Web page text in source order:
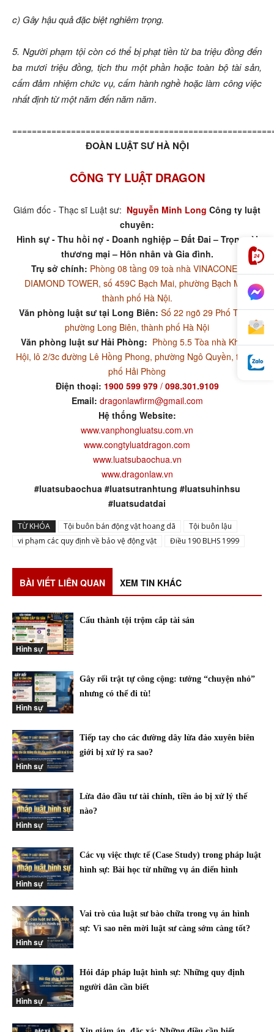
c) Gây hậu quả đặc biệt nghiêm trọng.
5. Người phạm tội còn có thể bị phạt tiền từ ba triệu đồng đến
ba mươi triệu đồng, tịch thu một phần hoặc toàn bộ tài sản,
cấm đảm nhiệm chức vụ, cấm hành nghề hoặc làm công việc
nhất định từ một năm đến năm năm.
ĐOÀN LUẬT SƯ HÀ NỘI
CÔNG TY LUẬT DRAGON
Giám đốc - Thạc sĩ Luật sư: Nguyễn Minh Long Công ty luật
chuyên:
Hình sự - Thu hồi nợ - Doanh nghiệp – Đất Đai – Trọng tài
thương mại – Hôn nhân và Gia đình.
Trụ sở chính: Phòng 08 tầng 09 toà nhà VINACONEX
DIAMOND TOWER, số 459C Bạch Mai, phường Bạch Mai,
thành phố Hà Nội.
Văn phòng luật sư tại Long Biên: Số 22 ngõ 29 Phố Trạm,
phường Long Biên, thành phố Hà Nội
Văn phòng luật sư Hải Phòng: Phòng 5.5 Tòa nhà Khánh
Hội, lô 2/3c đường Lê Hồng Phong, phường Ngô Quyền, thành
phố Hải Phòng
Điện thoại: 1900 599 979/ 098.301.9109
Email: dragonlawfirm@gmail.com
Hệ thống Website:
www.vanphongluatsu.com.vn
www.congtyluatdragon.com
www.luatsubaochua.vn
www.dragonlaw.vn
#luatsubaochua #luatsutranhtung #luatsuhinhsu
#luatsudatdai
TỪ KHÓA Tội buôn bán động vật hoang dã
Tội buôn lậu
vi phạm các quy định về bảo vệ động vật
Điều 190 BLHS 1999
BÀI VIẾT LIÊN QUAN XEM TIN KHÁC
Hình sự
Cấu thành tội trộm cắp tài sản
Hình sự
Gây rối trật tự công cộng: tưởng “chuyện nhỏ”
nhưng có thể đi tù!
Hình sự
Tiếp tay cho các đường dây lừa đảo xuyên biên
giới bị xử lý ra sao?
Hình sự
Lừa đảo đầu tư tài chính, tiền ảo bị xử lý thế
nào?
Hình sự
Các vụ việc thực tế (Case Study) trong pháp luật
hình sự: Bài học từ những vụ án điển hình
Hình sự
Vai trò của luật sư bào chữa trong vụ án hình
sự: Vì sao nên mời luật sư càng sớm càng tốt?
Hình sự
Hỏi đáp pháp luật hình sự: Những quy định
người dân cần biết